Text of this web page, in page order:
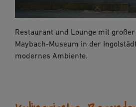
Restaurant und Lounge mit
Maybach-Museum in der
modernes Ambiente.